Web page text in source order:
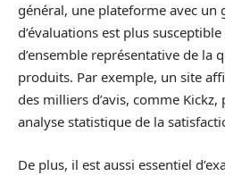
général, une plateforme avec un
d’évaluations est plus
d’ensemble représentative de la
produits. Par exemple, un site
des milliers d’avis, comme
analyse statistique de la
De plus, il est aussi essentiel